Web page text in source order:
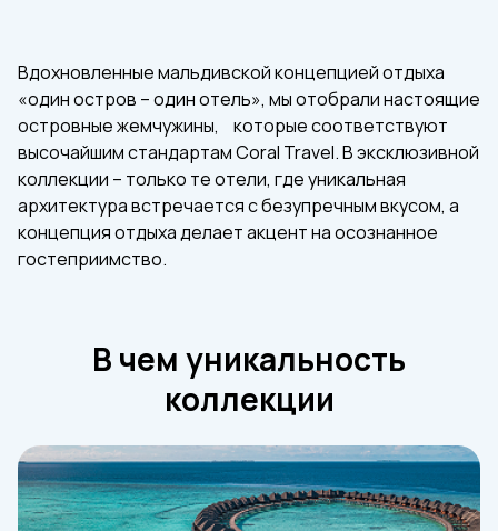
Вдохновленные мальдивской концепцией отдыха
«один остров – один отель», мы отобрали настоящие
островные жемчужины, которые соответствуют
высочайшим стандартам Coral Travel. В эксклюзивной
коллекции – только те отели, где уникальная
архитектура встречается с безупречным вкусом, а
концепция отдыха делает акцент на осознанное
гостеприимство.
В чем уникальность
коллекции